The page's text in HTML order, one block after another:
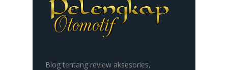
Blog tentang review aksesories,